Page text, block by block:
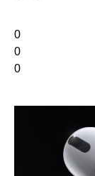
0
0
0